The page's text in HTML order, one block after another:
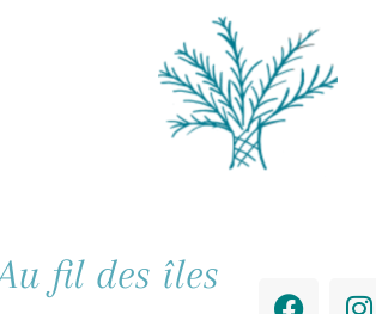
fil des îles